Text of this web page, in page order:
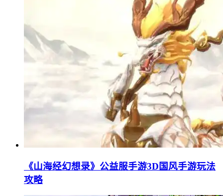
《山海经幻想录》公益服手游3D国风手游玩法
攻略